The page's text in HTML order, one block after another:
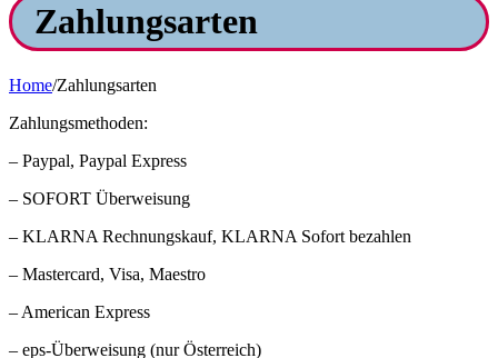
Zahlungsarten
Home/Zahlungsarten
Zahlungsmethoden:
– Paypal, Paypal Express
– SOFORT Überweisung
– KLARNA Rechnungskauf, KLARNA Sofort bezahlen
– Mastercard, Visa, Maestro
– American Express
– eps-Überweisung (nur Österreich)